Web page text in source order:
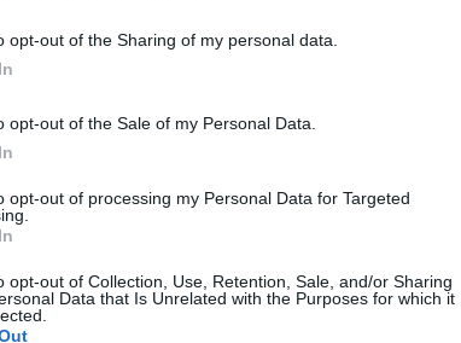
opt-out of the Sharing of my personal data.
opt-out of the Sale of my Personal Data.
opt-out of processing my Personal Data for Targeted
opt-out of Collection, Use, Retention, Sale, and/or Sharing
Data that Is Unrelated with the Purposes for which it
elindul levadászni lényegében bárkit,
nagyra becsült ékszer. Sőt, igazából Johnny
ha valaki az útjába kerül, akkor annak
az
hogy Johnny szép komótosan sétál, figyel
őt az egyébként gyönyörűen fényképezett